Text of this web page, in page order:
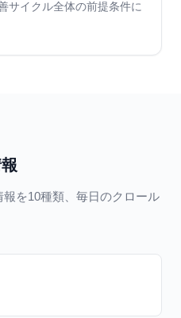
サイクル全体の前提条件に
を10種類、毎日のクロール